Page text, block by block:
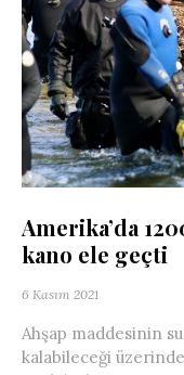
Amerika’da
kano ele geçti
6 Kasım 2021
Ahşap maddesinin
kalabileceği